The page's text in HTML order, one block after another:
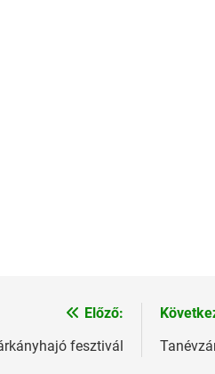
Előző:
fesztivál